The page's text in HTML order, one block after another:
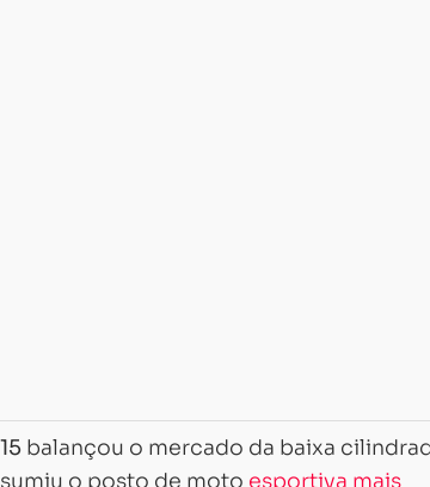
balançou o mercado da baixa
o posto de moto esportiva mais